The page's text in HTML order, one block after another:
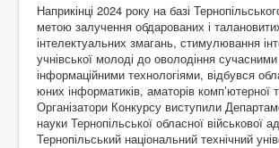
Наприкінці 2024 року на базі
метою залучення обдарованих і
інтелектуальних змагань, стимулювання
учнівської молоді до оволодіння сучасними
інформаційними технологіями, відбувся
юних інформатиків, аматорів комп’ютерної
Організатори Конкурсу виступили
науки Тернопільської обласної військової
Тернопільський національний технічний